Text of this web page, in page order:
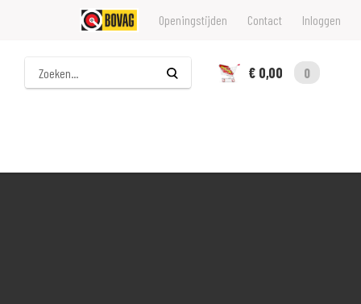
Openingstijden Contact Inloggen
Zoeken
€ 0,00
0